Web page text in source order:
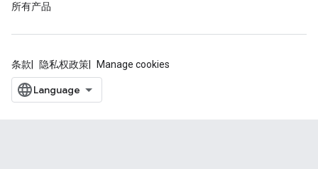
所有产品
条款 隐私权政策 Manage cookies